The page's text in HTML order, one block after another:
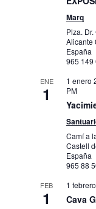
Marq
Plza.
Alicante
España
965 149
ENE
1
1 enero
PM
Camí a
Castell
España
965 88
FEB
1
1
Cava